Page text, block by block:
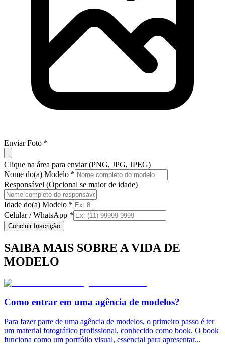
Enviar Foto *
Clique na área para enviar (PNG, JPG, JPEG)
Nome do(a) Modelo *
Responsável (Opcional se maior de idade)
Idade do(a) Modelo *
Celular / WhatsApp *
Concluir Inscrição
SAIBA MAIS SOBRE A VIDA DE
MODELO
Como entrar em uma agência de modelos?
Para fazer parte de uma agência de modelos, o primeiro passo é ter
um material fotográfico profissional, conhecido como book. O book
funciona como um portfólio visual, essencial para apresentar...